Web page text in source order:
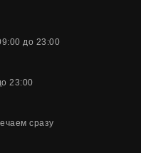
до 23:00
23:00
сразу